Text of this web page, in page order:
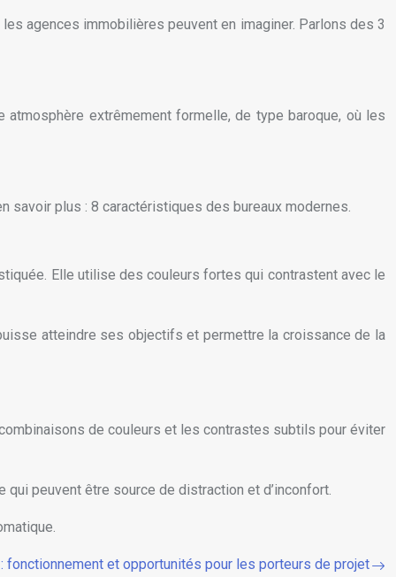
agences immobilières peuvent en imaginer. Parlons des 3
atmosphère extrêmement formelle, de type baroque, où les
savoir plus : 8 caractéristiques des bureaux modernes.
Elle utilise des couleurs fortes qui contrastent avec le
atteindre ses objectifs et permettre la croissance de la
de couleurs et les contrastes subtils pour éviter
peuvent être source de distraction et d’inconfort.
fonctionnement et opportunités pour les porteurs de projet